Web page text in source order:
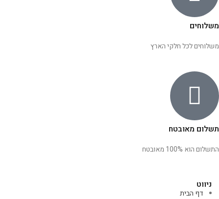
משלוחים
משלוחים לכל חלקי הארץ
תשלום מאובטח
התשלום הוא 100% מאובטח
ניווט
דף הבית